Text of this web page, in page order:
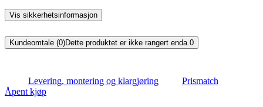
Vis sikkerhetsinformasjon
Kundeomtale (0)Dette produktet er ikke rangert enda.0
Levering, montering og klargjøring
Prismatch
Åpent kjøp